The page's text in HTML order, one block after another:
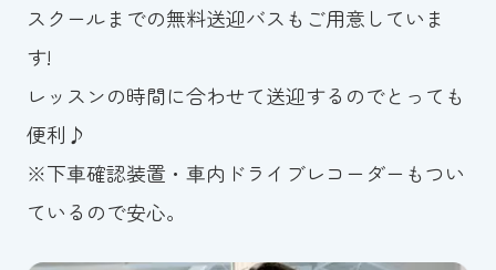
スクールまでの無料送迎バスもご用意していま
す!
レッスンの時間に合わせて送迎するのでとっても
便利♪
※下車確認装置・車内ドライブレコーダーもつい
ているので安心。